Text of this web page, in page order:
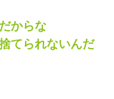
からな
てられないんだ